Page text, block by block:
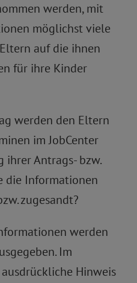
werden, mit
möglichst viele
auf die ihnen
für ihre Kinder
werden den Eltern
im JobCenter
ihrer Antrags- bzw.
die Informationen
zugesandt?
werden
Im
Hinweis